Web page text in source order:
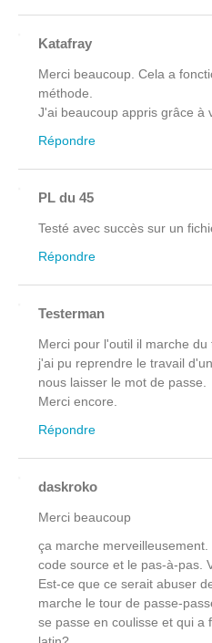
Katafray
Merci beaucoup. Cela a
méthode.
J'ai beaucoup appris grâce à
Répondre
PL du 45
Testé avec succès sur un
Répondre
Testerman
Merci pour l'outil il marche
j'ai pu reprendre le travail
nous laisser le mot de passe.
Merci encore.
Répondre
daskroko
Merci beaucoup
ça marche
code source et le pas-à-pas.
Est-ce que ce serait abuser
marche le tour de passe-
se passe en coulisse et qui a